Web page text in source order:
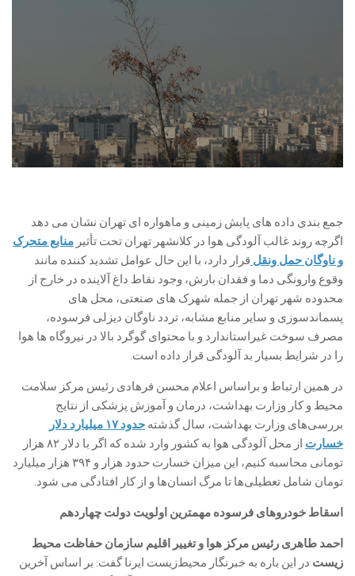
جمع بندی داده های پایش زمینی و ماهواره ای تهران نشان می دهد
اگرچه روند غالب آلودگی هوا در کلانشهر تهران تحت تأثیر منابع متحرک
و ناوگان حمل ونقل قرار دارد، با این حال عوامل تشدید کننده مانند
وقوع وارونگی دما و فقدان بارش، وجود نقاط داغ آلاینده در خارج از
محدوده شهر تهران از جمله شهرک های صنعتی، محل های
پسماندسوزی و سایر منابع مشابه، تردد ناوگان دیزلی فرسوده،
مصرف سوخت غیراستاندارد و با محتوای گوگرد بالا در نیروگاه ها هوا
را در شرایط بسیار بد آلودگی قرار داده است.
در همین ارتباط و براساس اعلام محسن فرهادی رئیس مرکز سلامت
محیط و کار وزارت بهداشت، درمان و آموزش پزشکی از نتایج
بررسی‌های وزارت بهداشت، سال گذشته
حدود ۱۷ میلیارد دلار
خسارت
از محل آلودگی هوا به کشور وارد شده که اگر با دلار ۸۲ هزار
تومانی محاسبه کنیم، این میزان خسارت حدود هزار و ۳۹۴ هزار میلیارد
تومان شامل تعطیلی‌ها تا مرگ انسان‌ها و از کار افتادگی می شود.
اسقاط خودروهای فرسوده مهمترین اولویت دولت چهاردهم
احمد طاهری رئیس مرکز هوا و تغییر اقلیم سازمان حفاظت محیط
زیست در این باره به خبرنگار محیط‌زیست ایرنا گفت: بر اساس آخرین